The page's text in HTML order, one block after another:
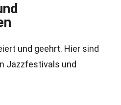
und geehrt. Hier sind
Jazzfestivals und